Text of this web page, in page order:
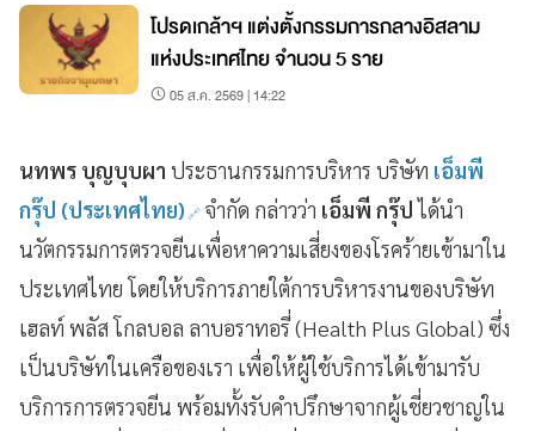
โปรดเกล้าฯ แต่งตั้งกรรมการกลางอิสลาม
แห่งประเทศไทย จำนวน 5 ราย
05 ส.ค. 2569 | 14:22
นทพร บุญบุบผา ประธานกรรมการบริหาร บริษัท เอ็มพี
กรุ๊ป (ประเทศไทย) จำกัด กล่าวว่า เอ็มพี กรุ๊ปได้นำ
นวัตกรรมการตรวจยีนเพื่อหาความเสี่ยงของโรคร้ายเข้ามาใน
ประเทศไทย โดยให้บริการภายใต้การบริหารงานของบริษัท
เฮลท์ พลัส โกลบอล ลาบอราทอรี่ (Health Plus Global) ซึ่ง
เป็นบริษัทในเครือของเรา เพื่อให้ผู้ใช้บริการได้เข้ามารับ
บริการการตรวจยีน พร้อมทั้งรับคำปรึกษาจากผู้เชี่ยวชาญใน